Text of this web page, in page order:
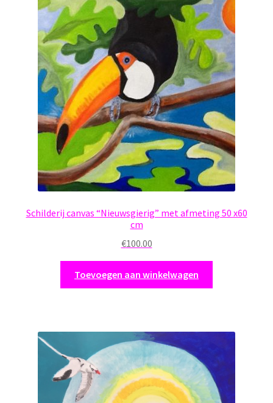
Schilderij canvas “Nieuwsgierig” met afmeting 50 x60
cm
€100.00
Toevoegen aan winkelwagen